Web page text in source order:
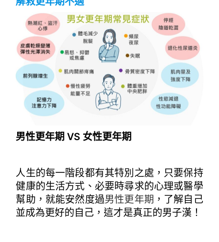
男性更年期 VS 女性更年期
人生的每一階段都有其特別之處，只要保持
健康的生活方式、必要時尋求的心理或醫學
幫助，就能安然度過男性更年期 ，了解自己
並成為更好的自己，這才是真正的男子漢！